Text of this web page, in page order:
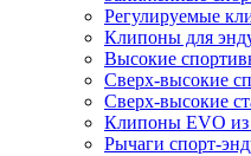
Регулируемые
Клипоны для
Высокие
Сверх-высокие
Сверх-высокие
Клипоны EVO
Рычаги спорт-